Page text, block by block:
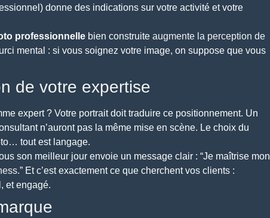
donne des indications sur votre activité et votre
professionnelle bien construite augmente la perception de
mental : si vous soignez votre image, on suppose que vous
de votre expertise
expert ? Votre portrait doit traduire ce positionnement. Un
n’auront pas la même mise en scène. Le choix du
tout est langage.
son meilleur jour envoie un message clair : “Je maîtrise mon
” Et c’est exactement ce que cherchent vos clients :
et engagé.